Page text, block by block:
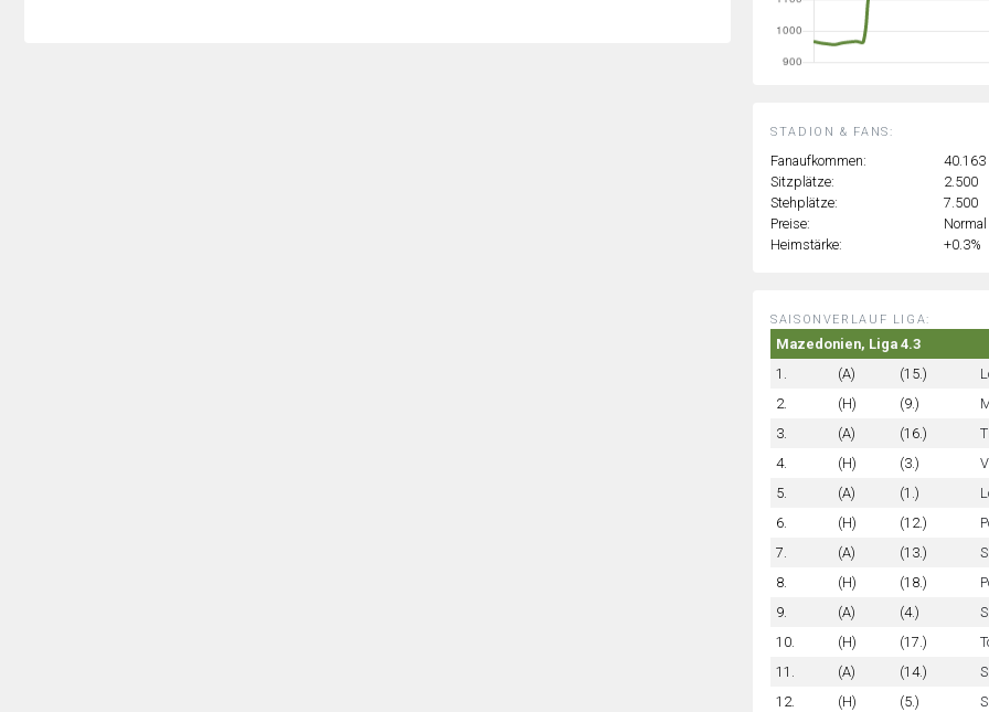
STADION & FANS:
Fanaufkommen:
40.163
Sitzplätze:
2.500
Stehplätze:
7.500
Preise:
Normal
Heimstärke:
+0.3%
SAISONVERLAUF LIGA:
Mazedonien, Liga 4.3
1.
(A) (15.)
2.
(H) (9.)
3.
(A) (16.)
4.
(H) (3.)
5.
(A) (1.)
6.
(H) (12.)
7.
(A) (13.)
8.
(H) (18.)
9.
(A) (4.)
10.
(H) (17.)
11.
(A) (14.)
12.
(H) (5.)